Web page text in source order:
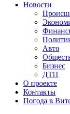
Новости
Авто
Бизнес
ДТП
О проекте
Контакты
Погода в